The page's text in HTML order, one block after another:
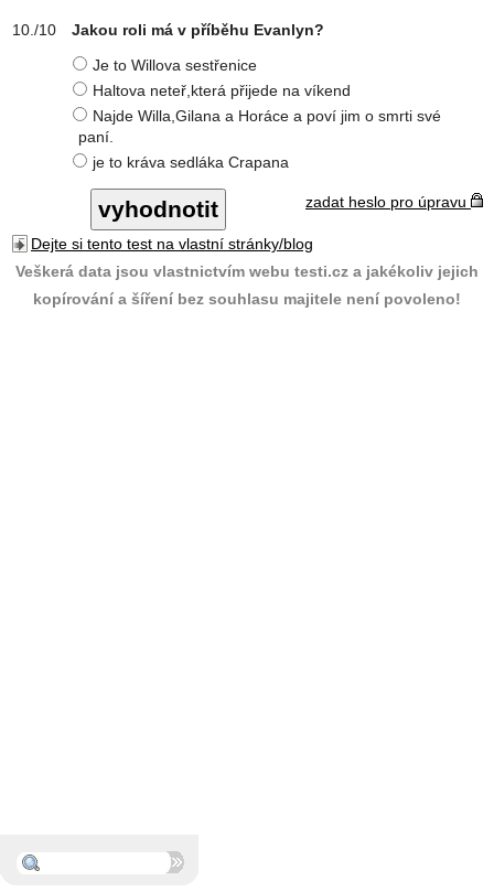
Jakou roli má v příběhu Evanlyn?
Je to Willova sestřenice
Haltova neteř,která přijede na víkend
Najde Willa,Gilana a Horáce a poví jim o smrti své
paní.
je to kráva sedláka Crapana
zadat heslo pro úpravu
Dejte si tento test na vlastní stránky/blog
Veškerá data jsou vlastnictvím webu testi.cz a jakékoliv jejich
kopírování a šíření bez souhlasu majitele není povoleno!